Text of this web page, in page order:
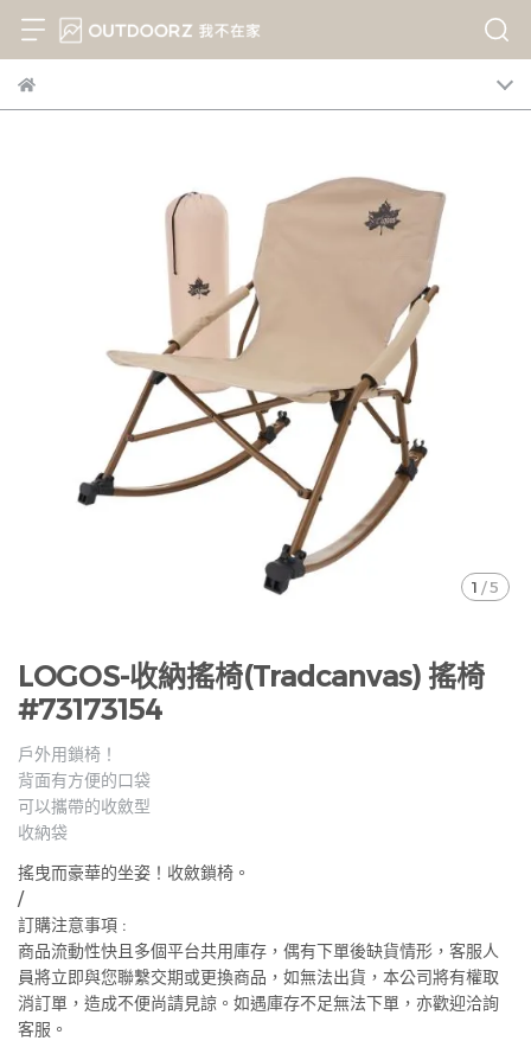
1 /5
LOGOS-收納搖椅(Tradcanvas) 搖椅
#73173154
戶外用鎖椅！
背面有方便的口袋
可以攜帶的收斂型
收納袋
搖曳而豪華的坐姿！收斂鎖椅。
/
訂購注意事項 :
商品流動性快且多個平台共用庫存，偶有下單後缺貨情形，客服人
員將立即與您聯繫交期或更換商品，如無法出貨，本公司將有權取
消訂單，造成不便尚請見諒。如遇庫存不足無法下單，亦歡迎洽詢
客服。